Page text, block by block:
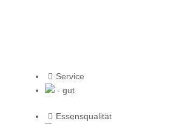
Service
- gut
Essensqualität